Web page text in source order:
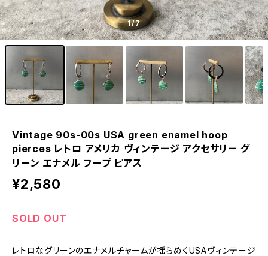
1/7
Vintage 90s-00s USA green enamel hoop
pierces レトロ アメリカ ヴィンテージ アクセサリー グ
リーン エナメル フープ ピアス
¥2,580
SOLD OUT
レトロなグリーンのエナメルチャームが揺らめくUSAヴィンテージ